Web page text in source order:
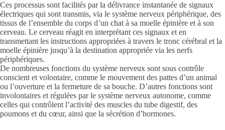
Ces processus sont facilités par la délivrance instantanée de signaux
électriques qui sont transmis, via le système nerveux périphérique, des
tissus de l’ensemble du corps d’un chat à sa moelle épinière et à son
cerveau. Le cerveau réagit en interprétant ces signaux et en
transmettant les instructions appropriées à travers le tronc cérébral et la
moelle épinière jusqu’à la destination appropriée via les nerfs
périphériques.
De nombreuses fonctions du système nerveux sont sous contrôle
conscient et volontaire, comme le mouvement des pattes d’un animal
ou l’ouverture et la fermeture de sa bouche. D’autres fonctions sont
involontaires et régulées par le système nerveux autonome, comme
celles qui contrôlent l’activité des muscles du tube digestif, des
poumons et du cœur, ainsi que la sécrétion d’hormones.